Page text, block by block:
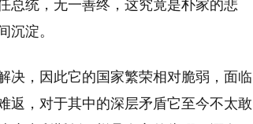
总统，无一善终，这究竟是朴家的悲
沉淀。
决，因此它的国家繁荣相对脆弱，面临
返，对于其中的深层矛盾它至今不太敢